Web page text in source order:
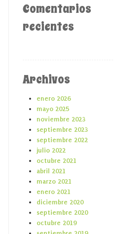
Comentarios
recientes
Archivos
enero 2026
mayo 2025
noviembre 2023
septiembre 2023
septiembre 2022
julio 2022
octubre 2021
abril 2021
marzo 2021
enero 2021
diciembre 2020
septiembre 2020
octubre 2019